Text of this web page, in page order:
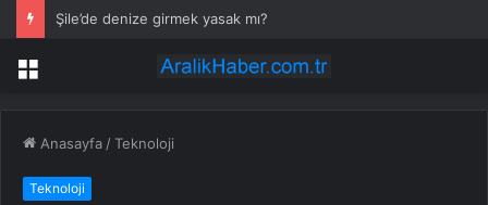
Şile’de denize girmek yasak mı?
Menü
Anasayfa /Teknoloji
Teknoloji